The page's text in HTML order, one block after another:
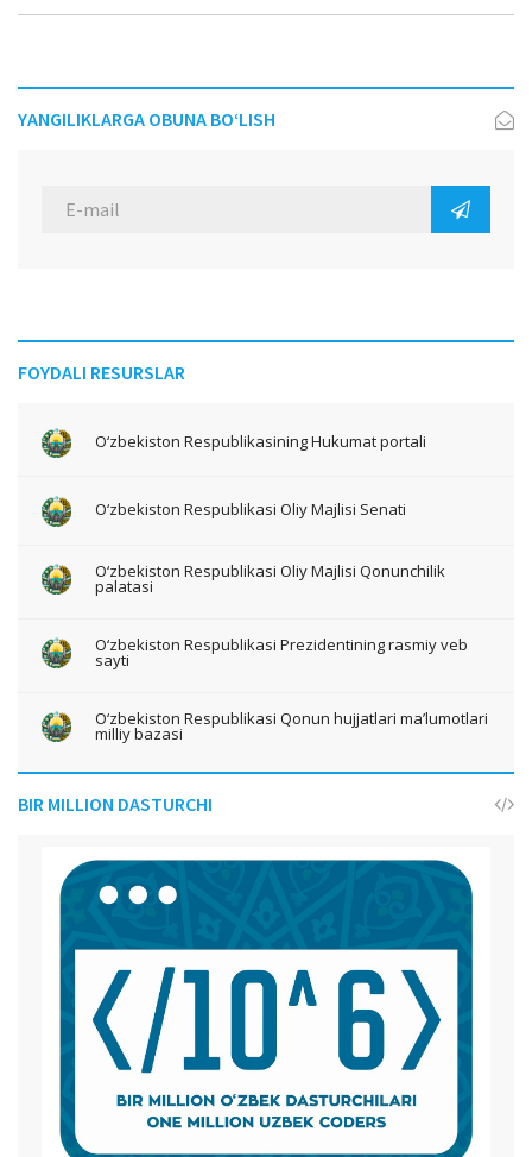
YANGILIKLARGA OBUNA BO‘LISH
FOYDALI RESURSLAR
O‘zbekiston Respublikasining Hukumat portali
O‘zbekiston Respublikasi Oliy Majlisi Senati
O‘zbekiston Respublikasi Oliy Majlisi Qonunchilik
palatasi
O‘zbekiston Respublikasi Prezidentining rasmiy veb
sayti
O‘zbekiston Respublikasi Qonun hujjatlari ma’lumotlari
milliy bazasi
BIR MILLION DASTURCHI